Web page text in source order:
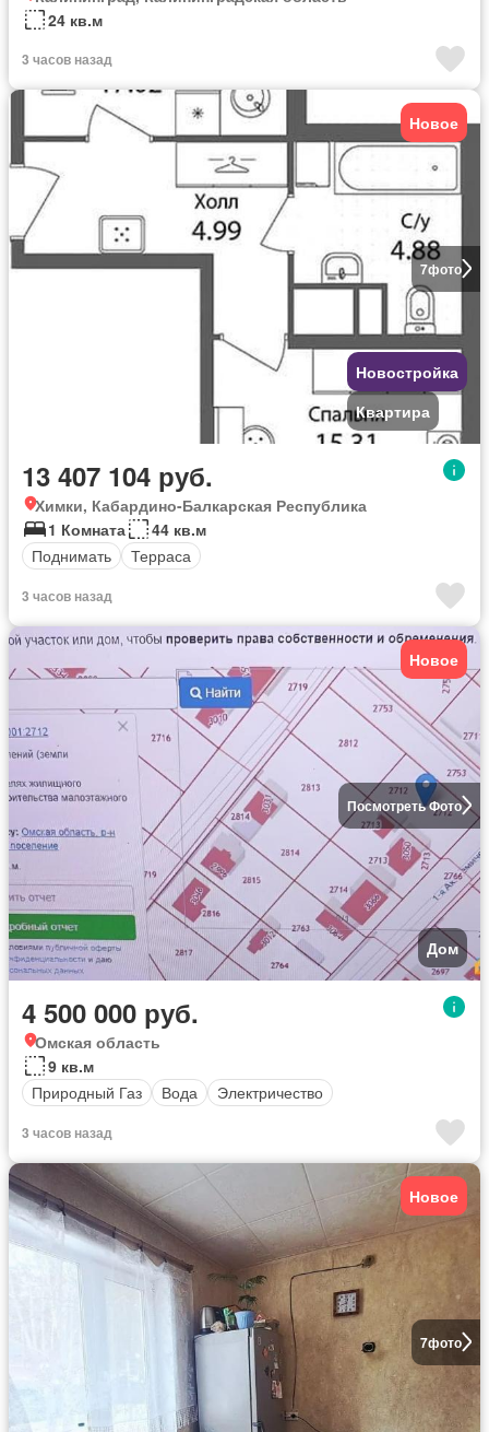
24 кв.м
3 часов назад
7фото
Новое
Новостройка
Квартира
13 407 104 руб.
Химки, Кабардино-Балкарская Республика
1 Комната
44 кв.м
Поднимать
Терраса
3 часов назад
Посмотреть Фото
Новое
Дом
4 500 000 руб.
Омская область
9 кв.м
Природный Газ
Вода Электричество
3 часов назад
7фото
Новое